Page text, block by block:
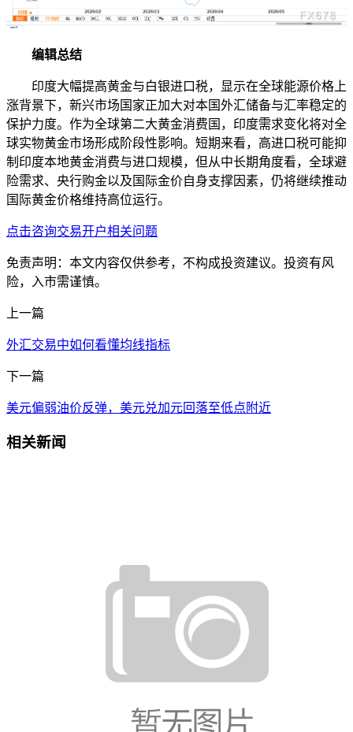
编辑总结
印度大幅提高黄金与白银进口税，显示在全球能源价格上
涨背景下，新兴市场国家正加大对本国外汇储备与汇率稳定的
保护力度。作为全球第二大黄金消费国，印度需求变化将对全
球实物黄金市场形成阶段性影响。短期来看，高进口税可能抑
制印度本地黄金消费与进口规模，但从中长期角度看，全球避
险需求、央行购金以及国际金价自身支撑因素，仍将继续推动
国际黄金价格维持高位运行。
点击咨询交易开户相关问题
免责声明：本文内容仅供参考，不构成投资建议。投资有风
险，入市需谨慎。
上一篇
外汇交易中如何看懂均线指标
下一篇
美元偏弱油价反弹，美元兑加元回落至低点附近
相关新闻